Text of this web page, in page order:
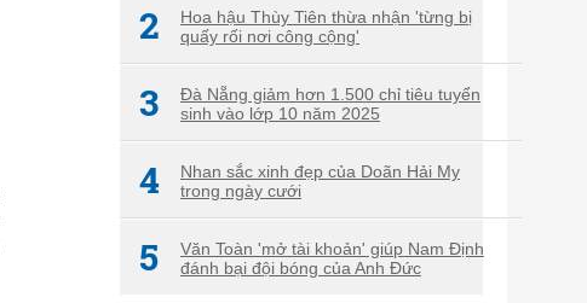
2
Hoa hậu Thùy Tiên thừa nhận 'từng bị
quấy rối nơi công cộng'
3
Đà Nẵng giảm hơn 1.500 chỉ tiêu tuyển
sinh vào lớp 10 năm 2025
4
Nhan sắc xinh đẹp của Doãn Hải My
trong ngày cưới
5
Văn Toàn 'mở tài khoản' giúp Nam Định
đánh bại đội bóng của Anh Đức